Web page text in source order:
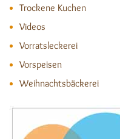
Trockene Kuchen
Videos
Vorratsleckerei
Vorspeisen
Weihnachtsbäckerei